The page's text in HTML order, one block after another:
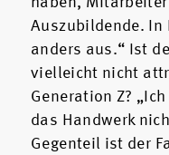
Auszubildende. In
anders aus.“ Ist
vielleicht nicht
Generation Z?
das Handwerk
Gegenteil ist der